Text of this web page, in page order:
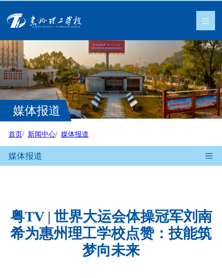
媒体报道
首页 新闻中心 媒体报道
媒体报道
粤TV | 世界大运会体操冠军刘南
希为惠州理工学校点赞：技能筑
梦向未来